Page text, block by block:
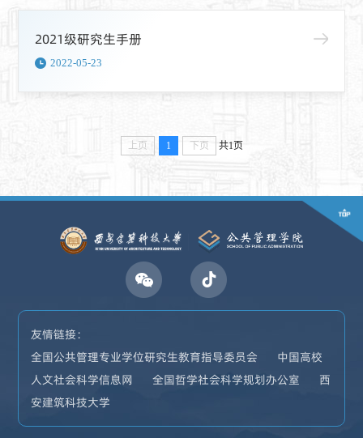
2021级研究生手册
2022-05-23
上页 1 下页 共1页
友情链接：
全国公共管理专业学位研究生教育指导委员会
中国高校
人文社会科学信息网
全国哲学社会科学规划办公室
西
安建筑科技大学